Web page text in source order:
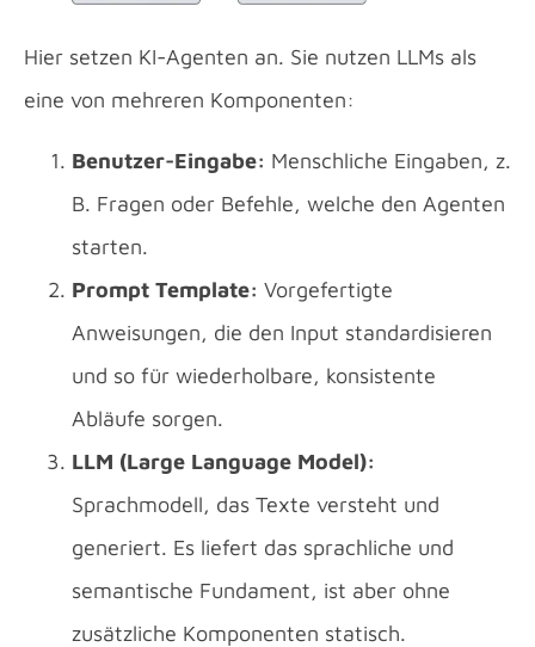
Hier setzen KI-Agenten an. Sie nutzen LLMs als
eine von mehreren Komponenten:
Benutzer-Eingabe: Menschliche Eingaben, z.
B. Fragen oder Befehle, welche den Agenten
starten.
Prompt Template: Vorgefertigte
Anweisungen, die den Input standardisieren
und so für wiederholbare, konsistente
Abläufe sorgen.
LLM (Large Language Model):
Sprachmodell, das Texte versteht und
generiert. Es liefert das sprachliche und
semantische Fundament, ist aber ohne
zusätzliche Komponenten statisch.